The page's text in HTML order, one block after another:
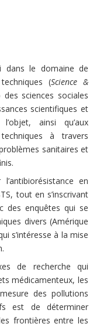
dans le domaine de
(Science &
sciences sociales
scientifiques et
ainsi qu’aux
à travers
sanitaires et
en
tout en s’inscrivant
des enquêtes qui se
divers (Amérique
s’intéresse à la mise
de recherche qui
médicamenteux, les
des pollutions
est de déterminer
frontières entre les